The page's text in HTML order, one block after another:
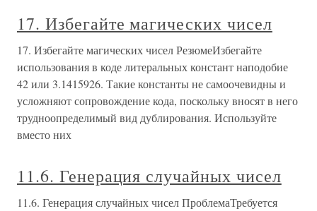
17. Избегайте магических чисел
17. Избегайте магических чисел РезюмеИзбегайте
использования в коде литеральных констант наподобие
42 или 3.1415926. Такие константы не самоочевидны и
усложняют сопровождение кода, поскольку вносят в него
трудноопределимый вид дублирования. Используйте
вместо них
11.6. Генерация случайных чисел
11.6. Генерация случайных чисел ПроблемаТребуется